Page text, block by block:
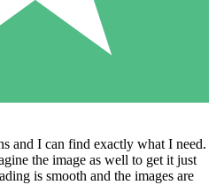
and I can find exactly what I need.
the image as well to get it just
is smooth and the images are